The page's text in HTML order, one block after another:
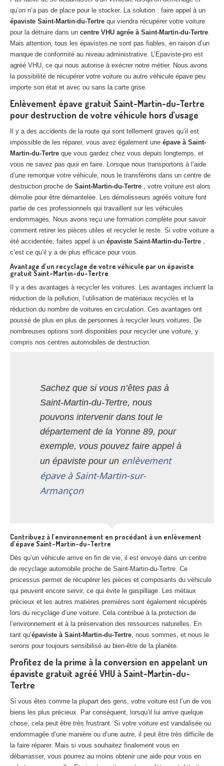
Centreagréé VHU 77 : casse auto avec destruction
Centreagréé VHU 78 : casse auto avec destruction
Centreagréé VHU 91 : casse auto avec destruction
Centreagréé VHU 92 : casse auto avec destruction
Centre agréé VHU 93 : casse auto avec destruction
Centreagréé VHU 94 : casse auto avec destruction
DOCUMENTSÀ JOINDRE
RACHATVÉHICULES
CONTACT
01 83 64 20 40
qu’on n’a pas de place pour le stocker. La solution : faire appel à un
épaviste Saint-Martin-du-Tertre qui viendra récupérer votre voiture
pour la détruire dans un centre VHU agrée à Saint-Martin-du-Tertre.
Mais attention, tous les épavistes ne sont pas fiables, en raison d’un
manque de conformité au niveau administrative. L’Epaviste-pro est
agréé VHU, ce qui nous autorise à exécrer notre métier. Nous avons
la possibilité de récupérer votre voiture ou autre véhicule épave peu
importe son état et avec ou sans la carte grise.
Enlèvement épave gratuit Saint-Martin-du-Tertre
pour destruction de votre véhicule hors d’usage
Il y a des accidents de la route qui sont tellement graves qu’il est
impossible de les réparer, vous avez également une épave à Saint-
Martin-du-Tertre que vous gardez chez vous depuis longtemps, et
vous ne savez pas quoi en faire. Lorsque nous transportons à l’aide
d’une remorque votre véhicule, nous le transférons dans un centre de
destruction proche de Saint-Martin-du-Tertre , votre voiture est alors
démolie pour être démantelée. Les démolisseurs agréés voiture font
partie de ces professionnels qui travaillent sur les véhicules
endommagés. Nous avons reçu une formation complète pour savoir
comment retirer les pièces utiles et recycler le reste. Si votre voiture a
été accidentée, faites appel à un épaviste Saint-Martin-du-Tertre ,
c’est ce qu’il y a de plus efficace pour vous.
Avantage d’un recyclage de votre véhicule par un épaviste
gratuit Saint-Martin-du-Tertre
Il y a des avantages à recycler les voitures. Les avantages incluent la
réduction de la pollution, l’utilisation de matériaux recyclés et la
réduction du nombre de voitures en circulation. Ces avantages ont
poussé de plus en plus de personnes à recycler leurs voitures. De
nombreuses options sont disponibles pour recycler une voiture, y
compris nos centres automobiles de destruction.
Sachez que si vous n’êtes pas à
Saint-Martin-du-Tertre, nous
pouvons intervenir dans tout le
département de la Yonne 89, pour
exemple, vous pouvez faire appel à
un épaviste pour un enlèvement
épave à Saint-Martin-sur-
Armançon
Contribuez à l’environnement en procédant à un enlèvement
d’épave Saint-Martin-du-Tertre
Dès qu’un véhicule arrive en fin de vie, il est envoyé dans un centre
de recyclage automobile proche de Saint-Martin-du-Tertre. Ce
processus permet de récupérer les pièces et composants du véhicule
qui peuvent encore servir, ce qui évite le gaspillage. Les métaux
précieux et les autres matières premières sont également récupérés
lors du recyclage d’une voiture. Cela contribue à la protection de
l’environnement et à la préservation des ressources naturelles. En
tant qu’épaviste à Saint-Martin-du-Tertre, nous sommes, et nous le
serons pour toujours sensibilisé au bien-être de la planète.
Profitez de la prime à la conversion en appelant un
épaviste gratuit agréé VHU à Saint-Martin-du-
Tertre
Si vous êtes comme la plupart des gens, votre voiture est l’un de vos
biens les plus précieux. Par conséquent, lorsqu’il lui arrive quelque
chose, cela peut être très frustrant. Si votre voiture est vandalisée ou
endommagée d’une manière ou d’une autre, il peut être très difficile de
la faire réparer. Mais si vous souhaitez finalement vous en
débarrasser, vous pourrez au moins obtenir une aide pour vous en